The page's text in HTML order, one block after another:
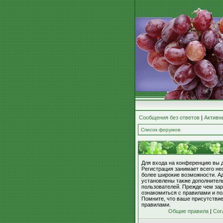
Сообщения без ответов |
Список форумов
Для входа на конференцию вы
Регистрация занимает всего
более широкие возможности.
установлены также
пользователей. Прежде чем
ознакомиться с правилами и
Помните, что ваше
правилами.
Общие правила |